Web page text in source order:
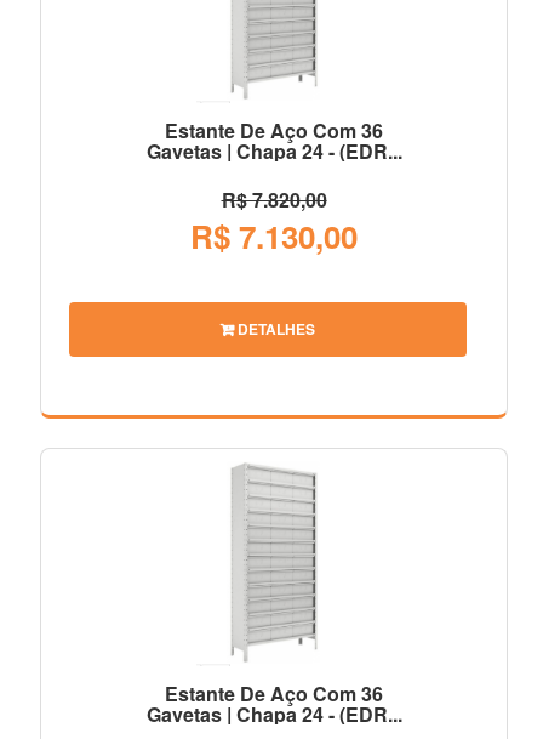
Estante De Aço Com 36
Gavetas | Chapa 24 - (EDR...
R$ 7.820,00
R$ 7.130,00
DETALHES
Estante De Aço Com 36
Gavetas | Chapa 24 - (EDR...